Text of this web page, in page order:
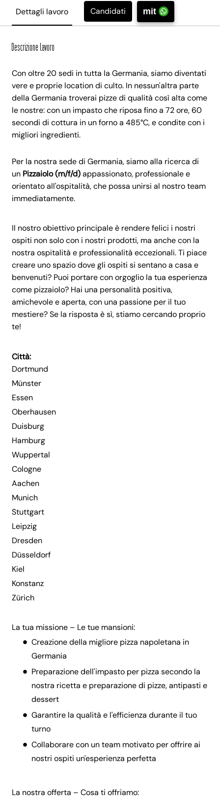
Dettagli lavoro Candidati mit
Descrizione lavoro
Con oltre 20 sedi in tutta la Germania, siamo diventati
vere e proprie location di culto. In nessun'altra parte
della Germania troverai pizze di qualità così alta come
le nostre: con un impasto che riposa fino a 72 ore, 60
secondi di cottura in un forno a 485°C, e condite con i
migliori ingredienti.
Per la nostra sede di Germania, siamo alla ricerca di
un Pizzaiolo (m/f/d)appassionato, professionale e
orientato all'ospitalità, che possa unirsi al nostro team
immediatamente.
Il nostro obiettivo principale è rendere felici i nostri
ospiti non solo con i nostri prodotti, ma anche con la
nostra ospitalità e professionalità eccezionali. Ti piace
creare uno spazio dove gli ospiti si sentano a casa e
benvenuti? Puoi portare con orgoglio la tua esperienza
come pizzaiolo? Hai una personalità positiva,
amichevole e aperta, con una passione per il tuo
mestiere? Se la risposta è sì, stiamo cercando proprio
te!
Città:
Dortmund
Münster
Essen
Oberhausen
Duisburg
Hamburg
Wuppertal
Cologne
Aachen
Munich
Stuttgart
Leipzig
Dresden
Düsseldorf
Kiel
Konstanz
Zürich
La tua missione – Le tue mansioni:
Creazione della migliore pizza napoletana in
Germania
Preparazione dell'impasto per pizza secondo la
nostra ricetta e preparazione di pizze, antipasti e
dessert
Garantire la qualità e l'efficienza durante il tuo
turno
Collaborare con un team motivato per offrire ai
nostri ospiti un'esperienza perfetta
La nostra offerta – Cosa ti offriamo: